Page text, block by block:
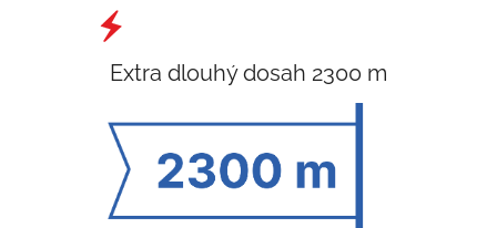
Extra dlouhý dosah 2300 m